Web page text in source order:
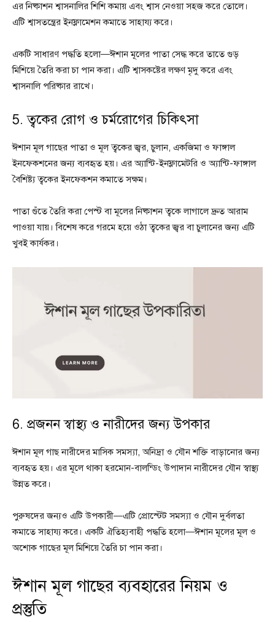
এর নিষ্কাশন শ্বাসনালির শিশি কমায় এবং শ্বাস নেওয়া সহজ করে তোলে।
এটি শ্বাসতন্ত্রের ইনফ্লামেশন কমাতে সাহায্য করে।
একটি সাধারণ পদ্ধতি হলো—ঈশান মূলের পাতা সেদ্ধ করে তাতে গুড়
মিশিয়ে তৈরি করা চা পান করা। এটি শ্বাসকষ্টের লক্ষণ মৃদু করে এবং
শ্বাসনালি পরিষ্কার রাখে।
5. ত্বকের রোগ ও চর্মরোগের চিকিৎসা
ঈশান মূল গাছের পাতা ও মূল ত্বকের জ্বর, চুলান, একজিমা ও ফাঙ্গাল
ইনফেকশনের জন্য ব্যবহৃত হয়। এর অ্যান্টি-ইনফ্লামেটরি ও অ্যান্টি-ফাঙ্গাল
বৈশিষ্ট্য ত্বকের ইনফেকশন কমাতে সক্ষম।
পাতা গুঁতে তৈরি করা পেস্ট বা মূলের নিষ্কাশন ত্বকে লাগালে দ্রুত আরাম
পাওয়া যায়। বিশেষ করে গরমে হয়ে ওঠা ত্বকের জ্বর বা চুলানের জন্য এটি
খুবই কার্যকর।
6. প্রজনন স্বাস্থ্য ও নারীদের জন্য উপকার
ঈশান মূল গাছ নারীদের মাসিক সমস্যা, অনিদ্রা ও যৌন শক্তি বাড়ানোর জন্য
ব্যবহৃত হয়। এর মূলে থাকা হরমোন-বালন্ডিং উপাদান নারীদের যৌন স্বাস্থ্য
উন্নত করে।
পুরুষদের জন্যও এটি উপকারী—এটি প্রোস্টেট সমস্যা ও যৌন দুর্বলতা
কমাতে সাহায্য করে। একটি ঐতিহ্যবাহী পদ্ধতি হলো—ঈশান মূলের মূল ও
অশোক গাছের মূল মিশিয়ে তৈরি চা পান করা।
ঈশান মূল গাছের ব্যবহারের নিয়ম ও
প্রস্তুতি